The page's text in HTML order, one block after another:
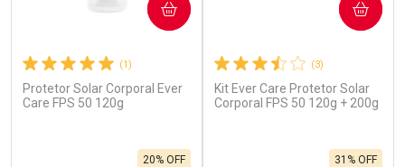
(1)
Protetor Solar Corporal Ever
Care FPS 50 120g
20% OFF
COMPRAR
(3)
Kit Ever Care Protetor Solar
Corporal FPS 50 120g + 200g
31% OFF
COMPRAR